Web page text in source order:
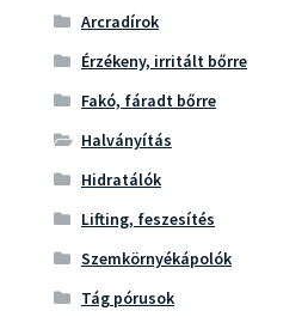
Arcradírok
Érzékeny, irritált bőrre
Fakó, fáradt bőrre
Halványítás
Hidratálók
Lifting, feszesítés
Szemkörnyékápolók
Tág pórusok